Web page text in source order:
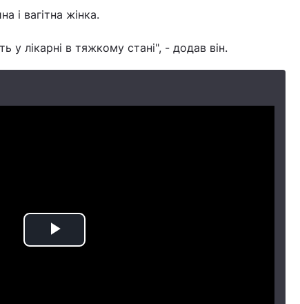
і вагітна жінка.
у лікарні в тяжкому стані", - додав він.
Play